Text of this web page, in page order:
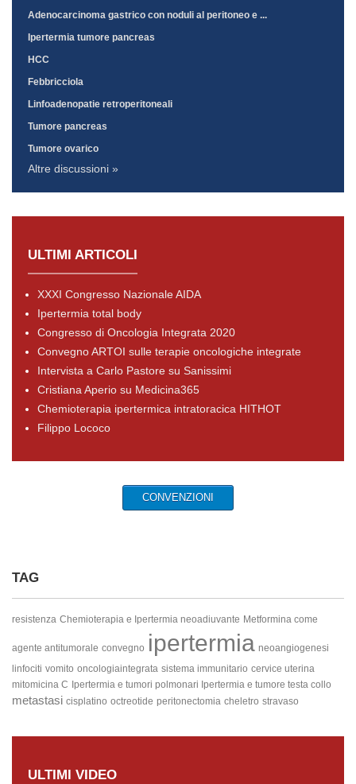
Adenocarcinoma gastrico con noduli al peritoneo e ...
Ipertermia tumore pancreas
HCC
Febbricciola
Linfoadenopatie retroperitoneali
Tumore pancreas
Tumore ovarico
Altre discussioni »
ULTIMI ARTICOLI
XXXI Congresso Nazionale AIDA
Ipertermia total body
Congresso di Oncologia Integrata 2020
Convegno ARTOI sulle terapie oncologiche integrate
Intervista a Carlo Pastore su Sanissimi
Cristiana Aperio su Medicina365
Chemioterapia ipertermica intratoracica HITHOT
Filippo Lococo
CONVENZIONI
TAG
resistenza Chemioterapia e Ipertermia neoadiuvante Metformina come
agente antitumorale convegno ipertermia neoangiogenesi
linfociti vomito oncologiaintegrata sistema immunitario cervice uterina
mitomicina C Ipertermia e tumori polmonari Ipertermia e tumore testa collo
metastasi cisplatino octreotide peritonectomia cheletro stravaso
ULTIMI VIDEO